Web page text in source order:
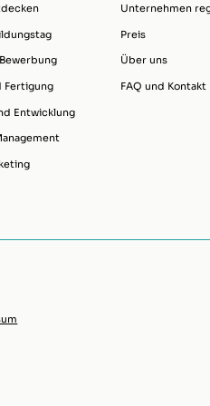
Fertigung
Entwicklung
Unternehmen
Preis
Über uns
FAQ und Kontakt